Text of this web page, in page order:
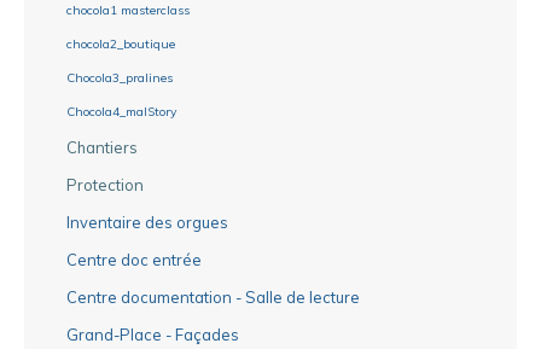
chocola1 masterclass
chocola2_boutique
Chocola3_pralines
Chocola4_malStory
Chantiers
Protection
Inventaire des orgues
Centre doc entrée
Centre documentation - Salle de lecture
Grand-Place - Façades